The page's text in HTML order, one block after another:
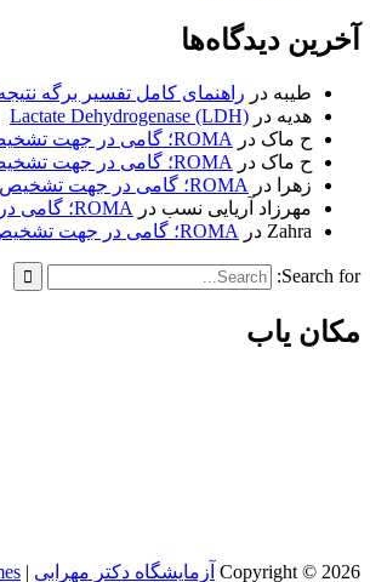
آخرین دیدگاه‌ها
طیبه در راهنمای کامل تفسیر برگه
هدیه در Lactate Dehydrogenase (LDH)
ح ماک در
ROMA؛ گامی در جهت تشخیص زودرس سرطان تخمدان
ح ماک در
ROMA؛ گامی در جهت تشخیص زودرس سرطان تخمدان
زهرا
در
ROMA؛ گامی در جهت تشخیص زودرس سرطان تخمدان
مهرزاد آریایی نسب در
ROMA؛ گامی در جهت تشخیص زودرس سرطان تخمدان
Zahra در ROMA؛ گامی در جهت تشخیص زودرس سرطان تخمدان
Search for:
مکان یاب
Copyright © 2026 آزمایشگاه دکتر مهرابی | Versatile Business by